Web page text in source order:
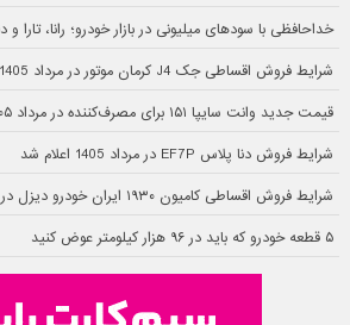
خداحافظی با سودهای میلیونی در بازار خودرو؛ رانا، تارا و
شرایط فروش اقساطی جک J4 کرمان موتور در مرداد 1405
قیمت جدید وانت سایپا ۱۵۱ برای مصرف‌کننده در مرداد ۱۴۰۵ اعلام شد
شرایط فروش دنا پلاس EF7P در مرداد 1405 اعلام شد
شرایط فروش اقساطی کامیون ۱۹۳۰ ایران خودرو دیزل در مرداد ۱۴۰۵
۵ قطعه خودرو که باید در ۹۶ هزار کیلومتر عوض کنید